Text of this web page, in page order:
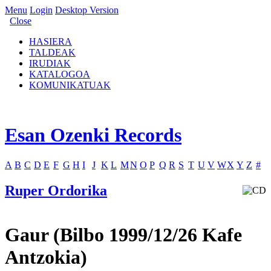
Menu Login Desktop Version
Close
HASIERA
TALDEAK
IRUDIAK
KATALOGOA
KOMUNIKATUAK
Esan Ozenki Records
A B C D E F G H I J K L MN O P Q R S T U V WX Y Z #
Ruper Ordorika
Gaur (Bilbo 1999/12/26 Kafe
Antzokia)